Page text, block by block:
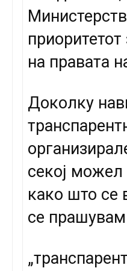
на правата
Доколку
секој можел
како што се
се